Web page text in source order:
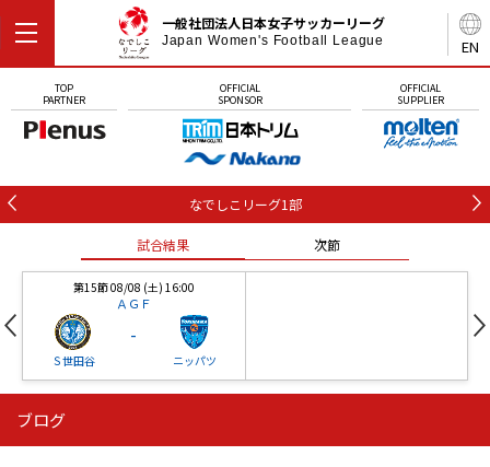
EN
一般社団法人日本女子サッカーリーグ
Japan Women's Football League
TOP
PARTNER
OFFICIAL
SPONSOR
OFFICIAL
SUPPLIER
なでしこリーグ1部
試合結果 次節
第15節 08/08 (土) 16:00
ＡＧＦ
Ｓ世田谷
-
ニッパツ
ニッパツ 石人の星
ブログ